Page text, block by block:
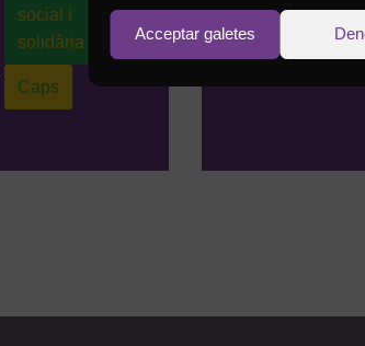
Acceptar galetes
social i
solidària
Caps